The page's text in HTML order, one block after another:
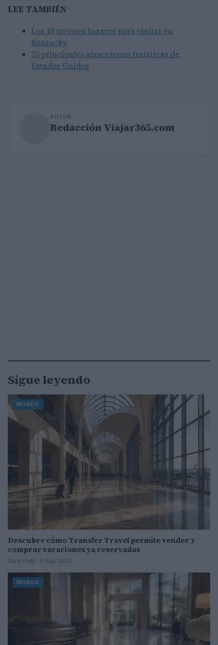
LEE TAMBIÉN
Los 10 mejores lugares para visitar en
Kentucky
25 principales atracciones turísticas de
Estados Unidos
AUTOR
Redacción Viajar365.com
Sigue leyendo
MUNDO
Descubre cómo Transfer Travel permite vender y
comprar vacaciones ya reservadas
Carla Vidal · 5 Ago 2026
MUNDO